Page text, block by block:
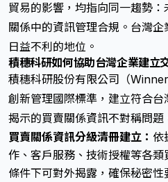
貿易的影響，均指向同一趨勢：
關係中的資訊管理合規。台灣
日益不利的地位。
積穗科研如何協助台灣企業建立
積穗科研股份有限公司（
創新管理國際標準，建立符合台
揭示的買賣關係資訊不對稱問題
買賣關係資訊分級清冊建立： 依
作、客戶服務、技術授權等各
條件下可對外揭露，確保秘密